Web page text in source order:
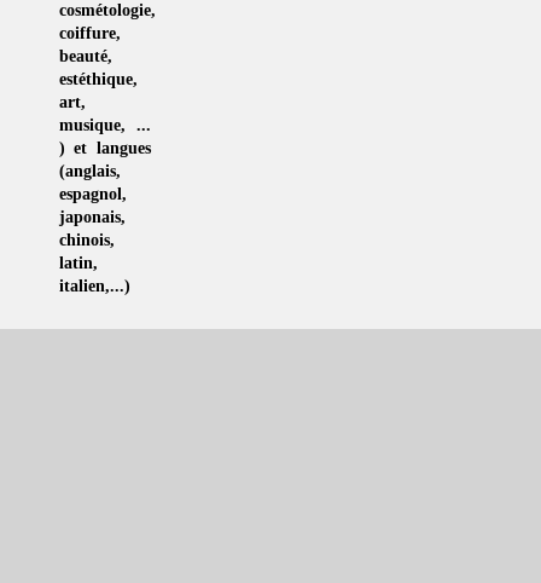
cosmétologie,
coiffure,
beauté,
estéthique,
art,
musique, ...
) et langues
(anglais,
espagnol,
japonais,
chinois,
latin,
italien,...)